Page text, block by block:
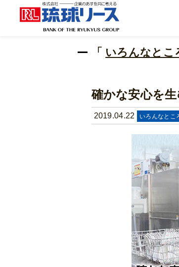
「 いろんなとこ
確かな安心を
2019.04.22 いろんなとこ